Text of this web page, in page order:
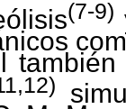
(7-9)